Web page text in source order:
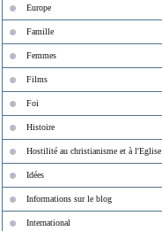
Europe
Famille
Femmes
Films
Foi
Histoire
Hostilité au christianisme et à l'Eglise
Idées
Informations sur le blog
International